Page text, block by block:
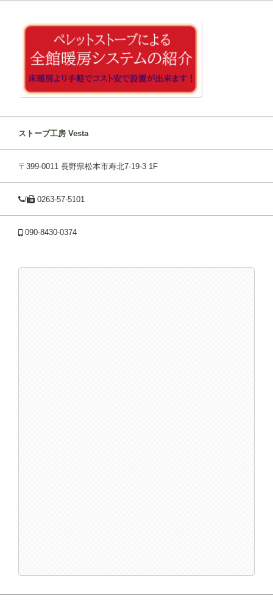
ストーブ工房 Vesta
〒399-0011 長野県松本市寿北7-19-3 1F
/ 0263-57-5101
090-8430-0374